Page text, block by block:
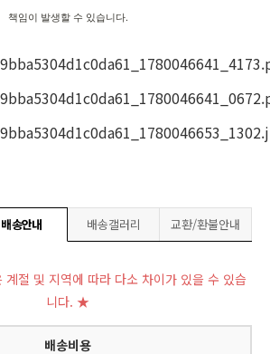
책임이 발생할 수 있습니다.
배송안내 배송갤러리 교환/환불안내
절 및 지역에 따라 다소 차이가 있을 수 있습
니다. ★
배송비용